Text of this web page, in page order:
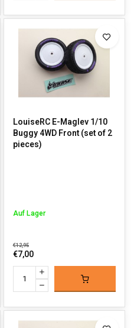
LouiseRC E-Maglev 1/10
Buggy 4WD Front (set of 2
pieces)
Auf Lager
€12,95
€7,00